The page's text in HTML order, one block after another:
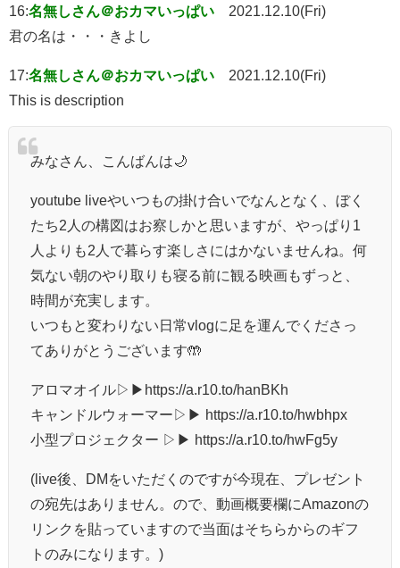
16:名無しさん＠おカマいっぱい
2021.12.10(Fri)
君の名は・・・きよし
17:名無しさん＠おカマいっぱい
2021.12.10(Fri)
This is description
みなさん、こんばんは🌙
youtube liveやいつもの掛け合いでなんとなく、ぼく
たち2人の構図はお察しかと思いますが、やっぱり1
人よりも2人で暮らす楽しさにはかないませんね。何
気ない朝のやり取りも寝る前に観る映画もずっと、
時間が充実します。
いつもと変わりない日常vlogに足を運んでくださっ
てありがとうございます🤲
アロマオイル▷▶︎https://a.r10.to/hanBKh
キャンドルウォーマー▷▶︎ https://a.r10.to/hwbhpx
小型プロジェクター ▷▶︎ https://a.r10.to/hwFg5y
(live後、DMをいただくのですが今現在、プレゼント
の宛先はありません。ので、動画概要欄にAmazonの
リンクを貼っていますので当面はそちらからのギフ
トのみになります。)